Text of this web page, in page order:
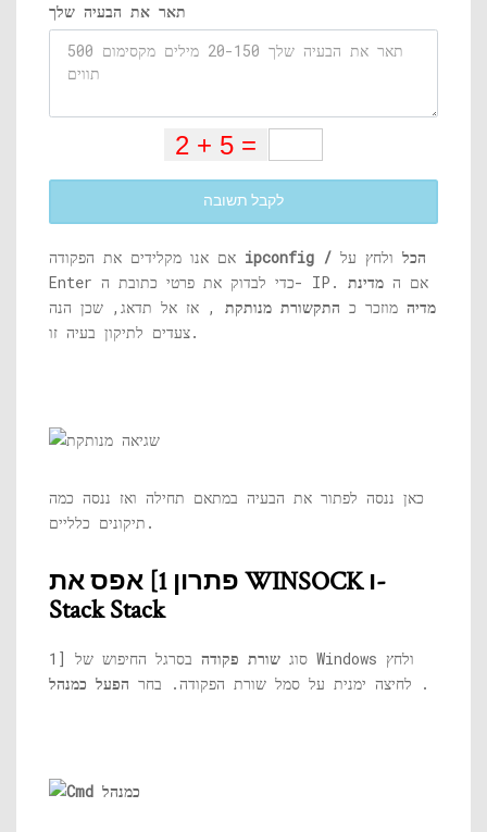
תאר את הבעיה שלך
לקבל תשובה
ipconfig / הכל ולחץ על
Enter כדי לבדוק את פרטי כתובת ה- IP. אם ה מדינת
מדיה מוזכר כ התקשורת מנותקת , אז אל תדאג, שכן הנה
צעדים לתיקון בעיה זו.
כאן ננסה לפתור את הבעיה במתאם תחילה ואז ננסה כמה
תיקונים כלליים.
פתרון 1] אפס את WINSOCK ו-
Stack Stack
1] סוג שורת פקודה בסרגל החיפוש של Windows ולחץ
לחיצה ימנית על סמל שורת הפקודה. בחר הפעל כמנהל .